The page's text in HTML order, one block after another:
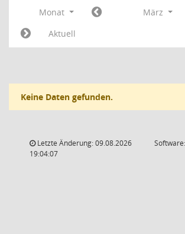
Monat März
Aktuell
Keine Daten gefunden.
Letzte Änderung: 09.08.2026
19:04:07
Software: